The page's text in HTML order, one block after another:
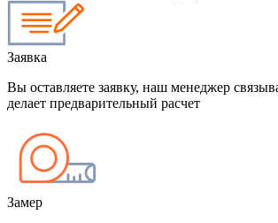
Заявка
Вы оставляете заявку, наш менеджер
делает предварительный расчет
Замер